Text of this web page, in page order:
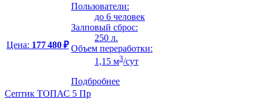
Цена: 177 480 ₽
Пользователи:
до 6 человек
Залповый сброс:
250 л.
Объем переработки:
1,15 м3/сут
Подбробнее
Септик ТОПАС 5 Пр